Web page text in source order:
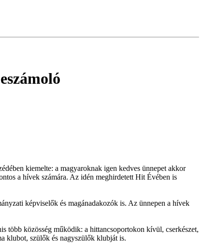
kiemelte: a magyaroknak igen kedves ünnepet akkor
a hívek számára. Az idén meghirdetett Hit Évében is
képviselők és magánadakozók is. Az ünnepen a hívek
több közösség működik: a hittancsoportokon kívül, cserkészet,
klubot, szülők és nagyszülők klubját is.